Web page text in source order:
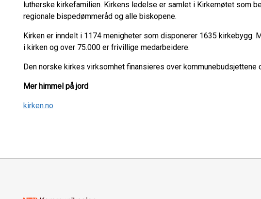
lutherske kirkefamilien. Kirkens ledelse er samlet i Kirkemøtet som
regionale bispedømmeråd og alle biskopene.
Kirken er inndelt i 1174 menigheter som disponerer 1635 kirkebygg.
i kirken og over 75.000 er frivillige medarbeidere.
Den norske kirkes virksomhet finansieres over kommunebudsjettene
Mer himmel på jord
kirken.no